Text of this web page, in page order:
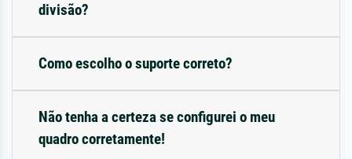
divisão?
Como escolho o suporte correto?
Não tenha a certeza se configurei o meu
quadro corretamente!